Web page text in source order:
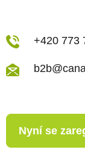
+420 773
Nyní se